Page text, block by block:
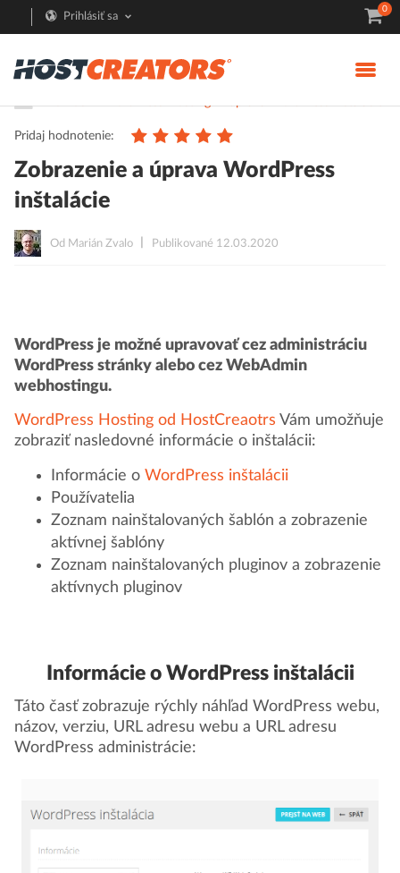
Prihlásiť sa
0
Pridaj hodnotenie:
Zobrazenie a úprava WordPress
inštalácie
Od Marián Zvalo Publikované 12.03.2020
WordPress je možné upravovať cez administráciu
WordPress stránky alebo cez WebAdmin
webhostingu.
WordPress Hosting od HostCreaotrs Vám umožňuje
zobraziť nasledovné informácie o inštalácii:
Informácie o WordPress inštalácii
Používatelia
Zoznam nainštalovaných šablón a zobrazenie
aktívnej šablóny
Zoznam nainštalovaných pluginov a zobrazenie
aktívnych pluginov
Informácie o WordPress inštalácii
Táto časť zobrazuje rýchly náhľad WordPress webu,
názov, verziu, URL adresu webu a URL adresu
WordPress administrácie: